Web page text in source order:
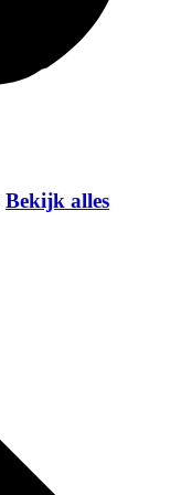
Bekijk alles